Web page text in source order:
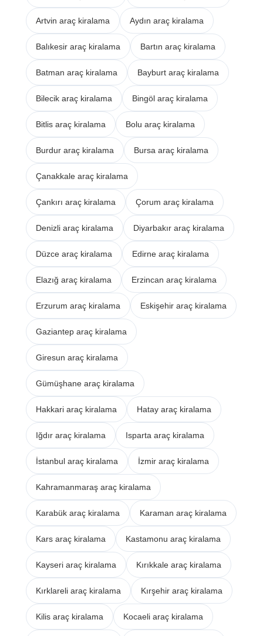
Artvin araç kiralama Aydın araç kiralama
Balıkesir araç kiralama Bartın araç kiralama
Batman araç kiralama Bayburt araç kiralama
Bilecik araç kiralama Bingöl araç kiralama
Bitlis araç kiralama Bolu araç kiralama
Burdur araç kiralama Bursa araç kiralama
Çanakkale araç kiralama
Çankırı araç kiralama Çorum araç kiralama
Denizli araç kiralama Diyarbakır araç kiralama
Düzce araç kiralama Edirne araç kiralama
Elazığ araç kiralama Erzincan araç kiralama
Erzurum araç kiralama Eskişehir araç kiralama
Gaziantep araç kiralama
Giresun araç kiralama
Gümüşhane araç kiralama
Hakkari araç kiralama Hatay araç kiralama
Iğdır araç kiralama Isparta araç kiralama
İstanbul araç kiralama İzmir araç kiralama
Kahramanmaraş araç kiralama
Karabük araç kiralama Karaman araç kiralama
Kars araç kiralama Kastamonu araç kiralama
Kayseri araç kiralama Kırıkkale araç kiralama
Kırklareli araç kiralama Kırşehir araç kiralama
Kilis araç kiralama Kocaeli araç kiralama